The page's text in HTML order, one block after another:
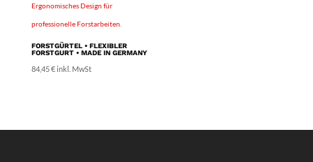
FORSTGÜRTEL • FLEXIBLER
FORSTGURT • MADE IN GERMANY
84,45€inkl. MwSt